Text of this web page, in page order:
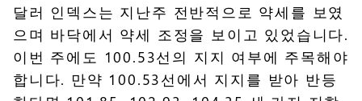
달러 인덱스는 지난주 전반적으로 약세를 보였
으며 바닥에서 약세 조정을 보이고 있었습니다.
이번 주에도 100.53선의 지지 여부에 주목해야
합니다. 만약 100.53선에서 지지를 받아 반등